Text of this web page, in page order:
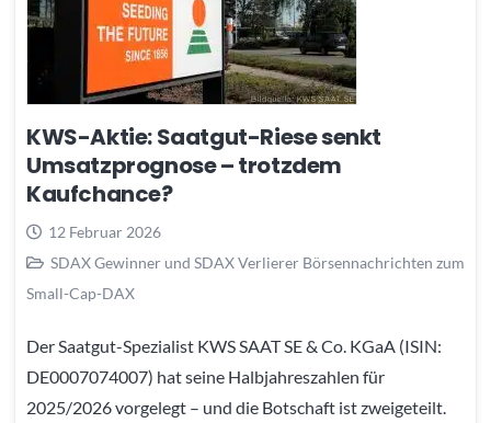
KWS-Aktie: Saatgut-Riese senkt
Umsatzprognose – trotzdem
Kaufchance?
12 Februar 2026
SDAX Gewinner und SDAX Verlierer Börsennachrichten zum
Small-Cap-DAX
Der Saatgut-Spezialist KWS SAAT SE & Co. KGaA (ISIN:
DE0007074007) hat seine Halbjahreszahlen für
2025/2026 vorgelegt – und die Botschaft ist zweigeteilt.